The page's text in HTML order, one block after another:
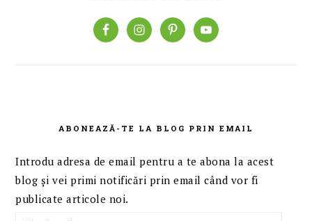
ABONEAZĂ-TE LA BLOG PRIN EMAIL
Introdu adresa de email pentru a te abona la acest
blog și vei primi notificări prin email când vor fi
publicate articole noi.